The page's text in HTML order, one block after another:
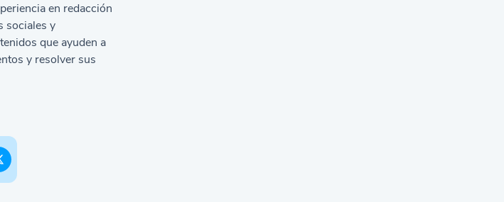
en redacción
sociales y
que ayuden a
y resolver sus